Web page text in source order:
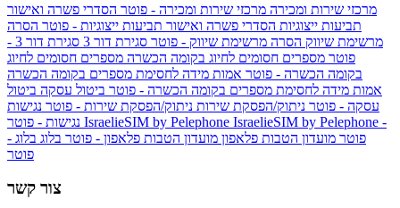
מרכזי שירות ומכירה מרכזי שירות ומכירה - פוטר הסדרי פשרה ואישור
תביעות ייצוגיות הסדרי פשרה ואישור תביעות ייצוגיות - פוטר הסרה
מרשימת שיווק הסרה מרשימת שיווק - פוטר סגירת דור 3
סגירת דור 3 -
פוטר מספרים חסומים לחיוג בקומה הכשרה מספרים חסומים לחיוג
בקומה הכשרה - פוטר אמות מידה לחסימת מספרים בקומה הכשרה
אמות מידה לחסימת מספרים בקומה הכשרה - פוטר ביטול עסקה ביטול
עסקה - פוטר ניתוק/הפסקת שירות ניתוק/הפסקת שירות - פוטר נגישות
IsraelieSIM by Pelephone IsraelieSIM by Pelephone -
פוטר מועדון הטבות פלאפון מועדון הטבות פלאפון - פוטר בלוג בלוג -
פוטר
צור קשר